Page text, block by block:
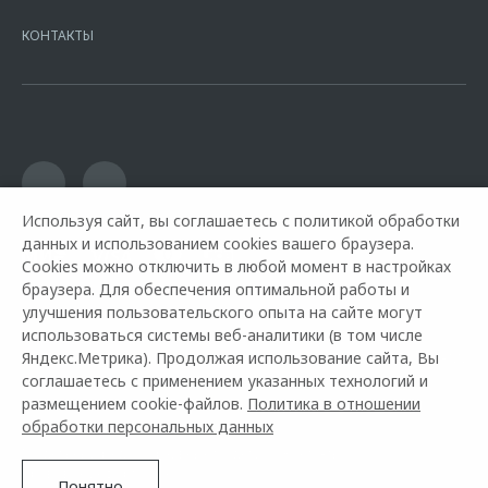
16.01.2015. Предложение ограничено и не является публичной
КОНТАКТЫ
Горячая линия OMODA: +7 (491) 250-93-00
© 2026 Автоимпорт
Используя сайт, вы соглашаетесь с политикой обработки
данных и использованием cookies вашего браузера.
Cookies можно отключить в любой момент в настройках
браузера. Для обеспечения оптимальной работы и
улучшения пользовательского опыта на сайте могут
использоваться системы веб-аналитики (в том числе
Яндекс.Метрика). Продолжая использование сайта, Вы
соглашаетесь с применением указанных технологий и
размещением cookie-файлов. Политика в отношении
обработки персональных данных